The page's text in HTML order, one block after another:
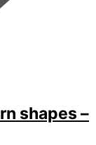
shapes –